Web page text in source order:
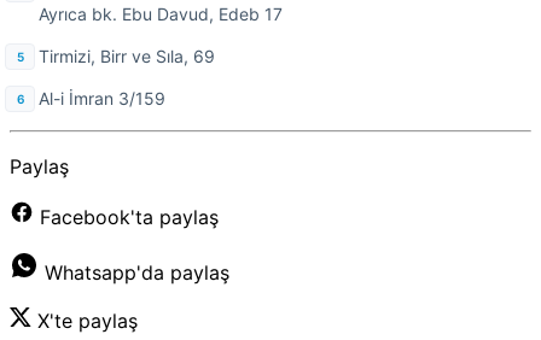
Ayrıca bk. Ebu Davud, Edeb 17
Tirmizi, Birr ve Sıla, 69
Al-i İmran 3/159
Paylaş
Facebook'ta paylaş
Whatsapp'da paylaş
X'te paylaş